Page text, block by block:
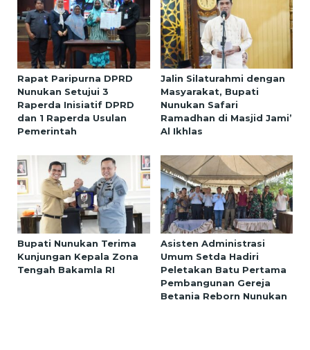
Rapat Paripurna DPRD
Nunukan Setujui 3
Raperda Inisiatif DPRD
dan 1 Raperda Usulan
Pemerintah
Jalin Silaturahmi dengan
Masyarakat, Bupati
Nunukan Safari
Ramadhan di Masjid Jami’
Al Ikhlas
Bupati Nunukan Terima
Kunjungan Kepala Zona
Tengah Bakamla RI
Asisten Administrasi
Umum Setda Hadiri
Peletakan Batu Pertama
Pembangunan Gereja
Betania Reborn Nunukan